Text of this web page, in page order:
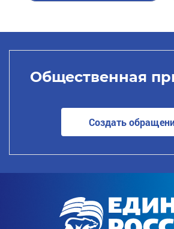
Общественная
Создать